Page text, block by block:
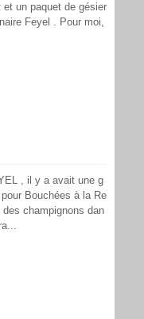
un paquet de gésier
Feyel . Pour moi,
, il y a avait une g
Bouchées à la Re
champignons dan